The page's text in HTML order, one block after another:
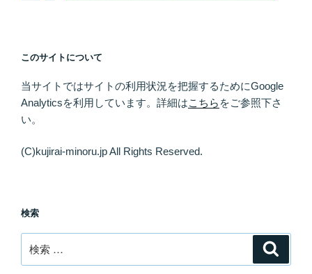
このサイトについて
当サイトではサイトの利用状況を把握するためにGoogle
Analyticsを利用しています。 詳細はこちら をご参照下さ
い。
(C)kujirai-minoru.jp All Rights Reserved.
検索
索: